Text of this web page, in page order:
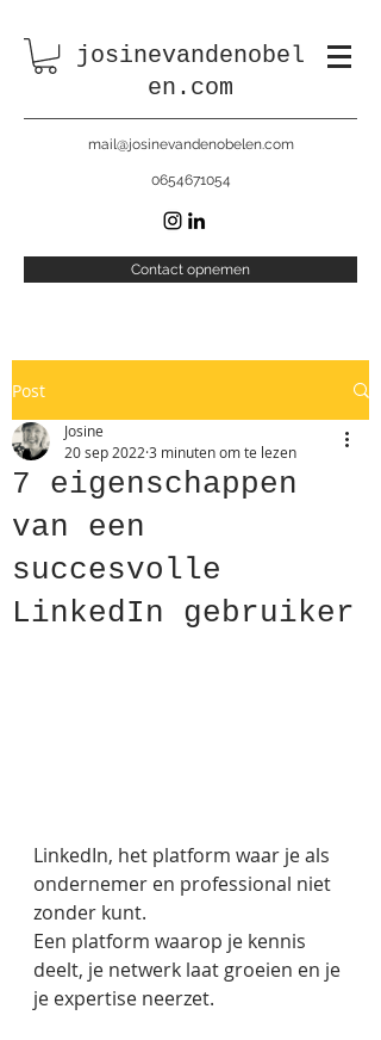
josinevandenobel
en.com
mail@josinevandenobelen.com
0654671054
Contact opnemen
Post
7 eigenschappen
van een
succesvolle
LinkedIn gebruiker
Josine
20 sep 20223 minuten om te lezen
LinkedIn, het platform waar je als
ondernemer en professional niet
zonder kunt.
Een platform waarop je kennis
deelt, je netwerk laat groeien en je
je expertise neerzet.